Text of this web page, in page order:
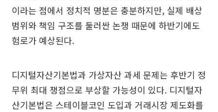
이라는 점에서 정치적 명분은 충분하지만, 실제 배상
범위와 책임 구조를 둘러싼 논쟁 때문에 하반기에도
험로가 예상된다.
디지털자산기본법과 가상자산 과세 문제는 후반기 정
무위 최대 쟁점으로 부상할 가능성이 있다. 디지털자
산기본법은 스테이블코인 도입과 거래시장 제도화를